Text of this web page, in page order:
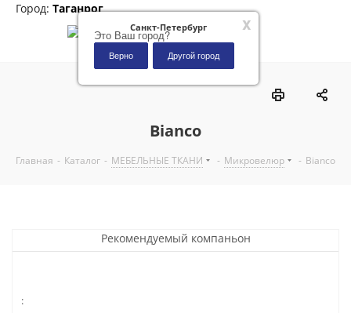
x
Санкт-Петербург
Это Ваш город?
Верно Другой город
Город: Таганрог
Bianco
Главная - Каталог - МЕБЕЛЬНЫЕ ТКАНИ - Микровелюр - Bianco
Рекомендуемый компаньон
: